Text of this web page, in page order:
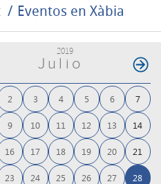
Eventos en Xàbia
2019
Julio
2 3 4 5 6 7
9 10 11 12 13 14
16 17 18 19 20 21
23 24 25 26 27 28